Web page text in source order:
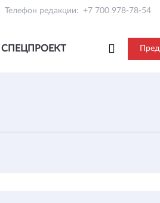
Телефон редакции: +7 700 978-78-54
СПЕЦПРОЕКТ